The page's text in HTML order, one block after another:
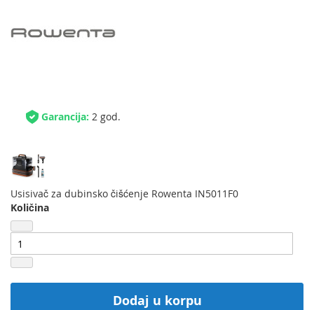
Garancija: 2 god.
Usisivač za dubinsko čišćenje Rowenta IN5011F0
Količina
Dodaj u korpu